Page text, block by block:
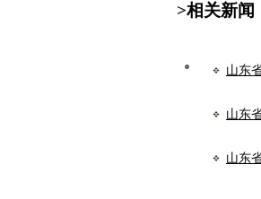
>相关新闻
山东
山东
山东